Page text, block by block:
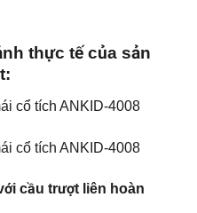
thực tế của sản
cầu trượt liên hoàn